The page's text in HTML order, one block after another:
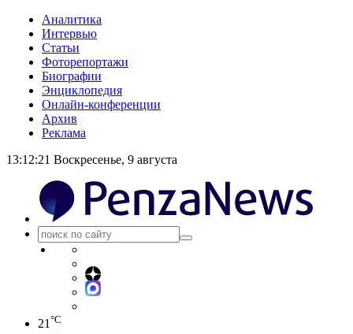
Аналитика
Интервью
Статьи
Фоторепортажи
Биографии
Энциклопедия
Онлайн-конференции
Архив
Реклама
13:12:21 Воскресенье, 9 августа
21 °C